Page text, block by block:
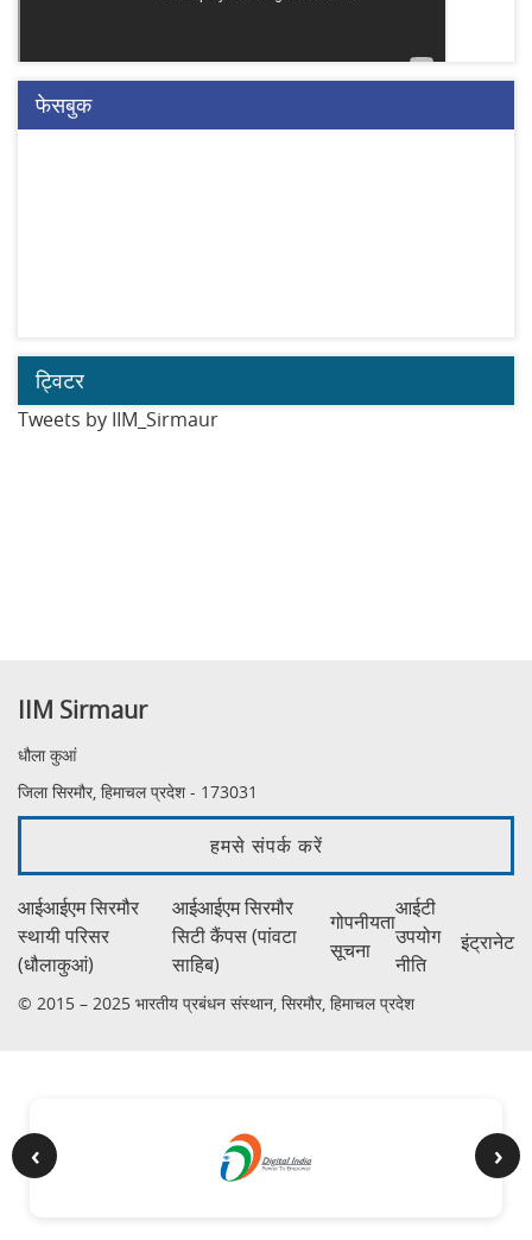
फेसबुक
ट्विटर
Tweets by IIM_Sirmaur
IIM Sirmaur
धौला कुआं
जिला सिरमौर, हिमाचल प्रदेश - 173031
हमसे संपर्क करें
आईआईएम सिरमौर
स्थायी परिसर
(धौलाकुआं)
आईआईएम सिरमौर
सिटी कैंपस (पांवटा
साहिब)
गोपनीयता
सूचना
आईटी
उपयोग
नीति
इंट्रानेट
© 2015 – 2025 भारतीय प्रबंधन संस्थान, सिरमौर, हिमाचल प्रदेश
‹ ›